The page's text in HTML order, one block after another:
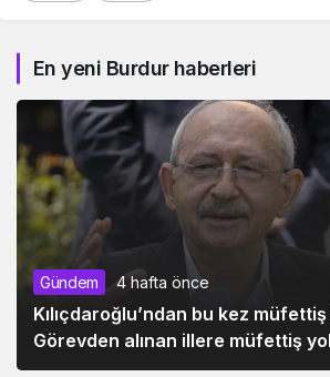
En yeni Burdur haberleri
Gündem 4 hafta önce
Kılıçdaroğlu’ndan bu kez
Görevden alınan illere müfettiş